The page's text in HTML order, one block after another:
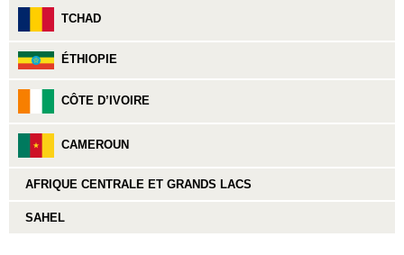
TCHAD
ÉTHIOPIE
CÔTE D’IVOIRE
CAMEROUN
AFRIQUE CENTRALE ET GRANDS LACS
SAHEL